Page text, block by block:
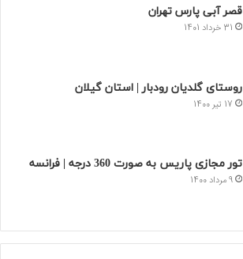
قصر آبی پارس تهران
31 خرداد 1401
روستای گلدیان رودبار | استان گیلان
17 تیر 1400
تور مجازی پاریس به صورت 360 درجه | فرانسه
9 مرداد 1400